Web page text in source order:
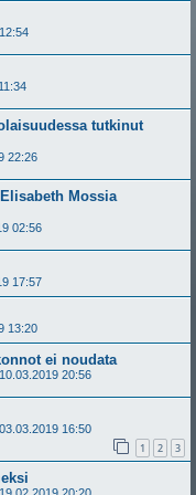
tutkinut
22:26
Mossia
02:56
17:57
13:20
ei noudata
10.03.2019 20:56
03.03.2019 16:50
1 2 3